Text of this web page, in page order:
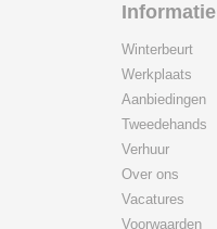
Informatie
Winterbeurt
Werkplaats
Aanbiedingen
Tweedehands
Verhuur
Over ons
Vacatures
Voorwaarden